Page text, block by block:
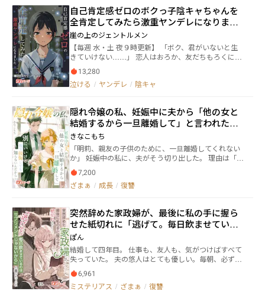
める息子の霧生皐月の姿を見た瞬間、全てが崩れ去っ
た。 「ねぇ？自分から夫を捨ててみない？」 全てが崩
れ去った璃子の前に謎の男、師走彰人が現れる。 璃子
は彰人の手を借り、夫と息子を捨てる事にした。 「浩
介さん。私はもう、あなたの金糸雀ではないの。」 ◆
◆◆◆◆
で食卓を囲み、寄り添って生きていく未来を疑いもせ
ず信じてきた。 けれど、その信頼は音もなく崩れ落
ちていた。 スマホに残された見知らぬ女の名。 枕
元に漂う、嗅いだことのない 甘やかな香水の匂い。
そして、偶然見てしまった―― 彼が別の女を抱きしめる
姿。 その瞬間、彼の「愛してる」という言葉が、ど
れほど残酷な嘘であったかを思い知った。 愛してい
るからこそ 裏切りの痛みは深く、鋭く。 胸をえぐら
れるような苦しみは、美緒を夜ごと泣かせ、枕を濡ら
を狂わせ、やがてひとつの決意に辿り着かせる。
「復讐する……」 囁く声は震えていなかった。 優
しい妻の仮面をかぶりながら 胸の奥で確かに燃え始め
た炎。 それは誰にも気づかれず 誰にも止められず、
彼女自身すら 制御できぬほどに膨れ上がっていく。
愛しているのに、愛されない――。 その絶望が、美緒を
“仕掛ける女”へと変えてゆく。 狂おしいほどの愛
が、冷たく計算された復讐の幕を、静かに、確実に開
けていったのだった。
自己肯定感ゼロのボクっ子陰キャちゃんを
全肯定してみたら激重ヤンデレになりまし
た
崖の上のジェントルメン
【毎週 水・土 夜９時更新】 「ボク、君がいないと生
きていけない……」 恋人はおろか、友だちもろくにい
ない孤独な少女「黒影 彩月」は、いつも自分に自信が
なく、生きているだけで苦しかった。 好きな漫画キャ
ラクターに憧れて、自分の一人称を「ボク」と使って
彼女は深く傷ついていた。 「ボクなんて、いない方が
いいんだ……」 自分らしく生きることができず、自分
の存在自体も否定してしまう彩月。そんな彼女は、あ
る日クラスの席替えによって「白坂 優樹」という少年
と隣同士になる。 「僕は、君の一人称が『ボク』なの
は、君らしくていいと思うよ」 優樹は、彼女のことを
唯一肯定してくれる存在だった。彼だけが自分に微笑
んでくれた。彼だけが自分の言葉に耳を傾けてくれ
た。 そんな彼に対して、彩月は次第に恋心を抱き始め
の、不器用な恋愛物語。
13,280
泣ける / ヤンデレ / 陰キャ
隠れ令嬢の私、妊娠中に夫から「他の女と
結婚するから一旦離婚して」と言われた～
別にいいけど、後で後悔しても知らないん
だから
きなこもち
「明莉、親友の子供のために、一旦離婚してくれない
か」 妊娠中の私に、夫がそう切り出した。 理由は「戸
籍の手続き」だという。 終わったらすぐ復縁するか
ら、と。 でも私、昨日あなたが他の女の赤ちゃんを抱
いて「パパ」って呼ばれてるの、見ちゃったんだけ
も、 彼の会社に3000万円援助したのが私だということ
も、 そして——離婚したら絶対に復縁しないというこ
とも。 数ヶ月後、全てを失った元夫が土下座してき
7,200
ざまぁ / 成長 / 復讐
突然辞めた家政婦が、最後に私の手に握ら
せた紙切れに「逃げて。毎日飲ませている
のはサプリメントじゃないから」と書かれ
ていた
ぽん
結婚して四年目。 仕事も、友人も、気がつけばすべて
失っていた。 夫の悠人はとても優しい。毎朝、必ず白
いカプセルを手渡し、微笑みながら「君の体のためだ
よ」と言う。 綾芽はずっと、その笑顔こそが愛だと信
じていた。 ある日、三年間一度も休んだことのなかっ
6,961
ミステリアス / ざまぁ / 復讐